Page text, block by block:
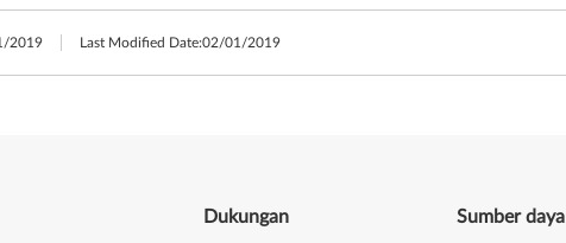
2019 Last Modified Date:02/01/2019
Dukungan Sumber daya